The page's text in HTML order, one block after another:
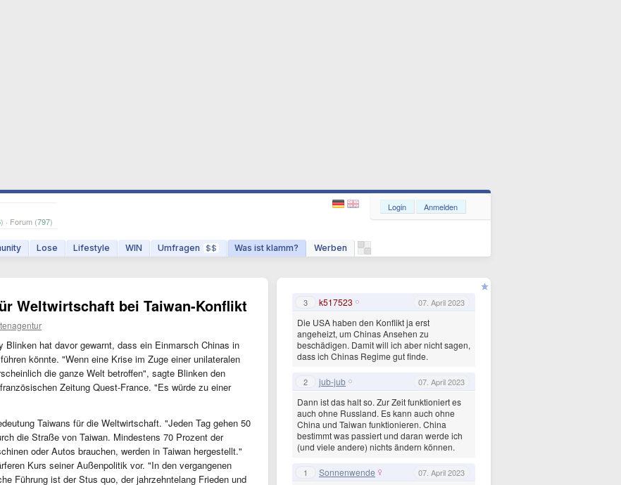
) · Forum (797)
Lose Lifestyle WIN Umfragen $$ Was ist klamm? Werben
Login Anmelden
Weltwirtschaft bei Taiwan-Konflikt
Blinken hat davor gewarnt, dass ein Einmarsch Chinas in
könnte. "Wenn eine Krise im Zuge einer unilateralen
die ganze Welt betroffen", sagte Blinken den
Zeitung Quest-France. "Es würde zu einer
Taiwans für die Weltwirtschaft. "Jeden Tag gehen 50
die Straße von Taiwan. Mindestens 70 Prozent der
oder Autos brauchen, werden in Taiwan hergestellt."
Kurs seiner Außenpolitik vor. "In den vergangenen
Führung ist der Stus quo, der jahrzehntelang Frieden und
3 k517523 07. April 2023
Die USA haben den Konflikt ja erst
angeheizt, um Chinas Ansehen zu
beschädigen. Damit will ich aber nicht sagen,
dass ich Chinas Regime gut finde.
2 jub-jub 07. April 2023
Dann ist das halt so. Zur Zeit funktioniert es
auch ohne Russland. Es kann auch ohne
China und Taiwan funktionieren. China
bestimmt was passiert und daran werde ich
(und viele andere) nichts ändern können.
1 Sonnenwende 07. April 2023